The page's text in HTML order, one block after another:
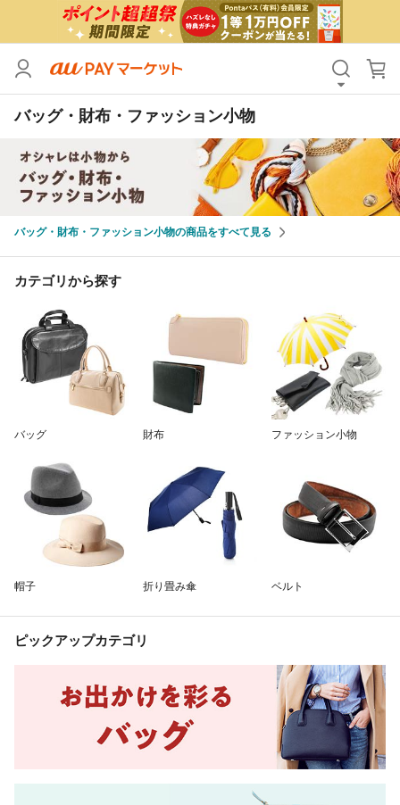
バッグ・財布・ファッション小物
バッグ・財布・ファッション小物の商品をすべて見る
カテゴリから探す
バッグ 財布 ファッション小物
帽子 折り畳み傘 ベルト
ピックアップカテゴリ
カテゴリ すべて
価格
支払い方法 すべて
その他の条件
送料無料 タイムセール
Pontaパス特典対象すべて
キーワード
除外ワード